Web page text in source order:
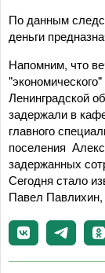
По данным
деньги
Напомним, что
Ленинградской
задержали в
главного
поселения
задержанных
Сегодня стало
Павел Павлихин,